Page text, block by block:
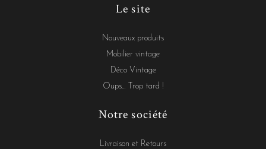
Le site
Nouveaux produits
Mobilier vintage
Déco Vintage
Oups... Trop tard !
Notre société
Livraison et Retours